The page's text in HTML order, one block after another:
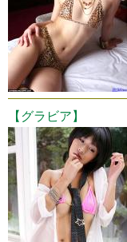
【グラビア】